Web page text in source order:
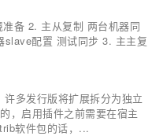
备 2. 主从复制 两台机器同
slave配置 测试同步 3. 主主复
多发行版将扩展拆分为独立
，启用插件之前需要在宿主
软件包的话，...